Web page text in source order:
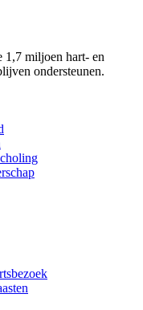
miljoen hart- en
ondersteunen.